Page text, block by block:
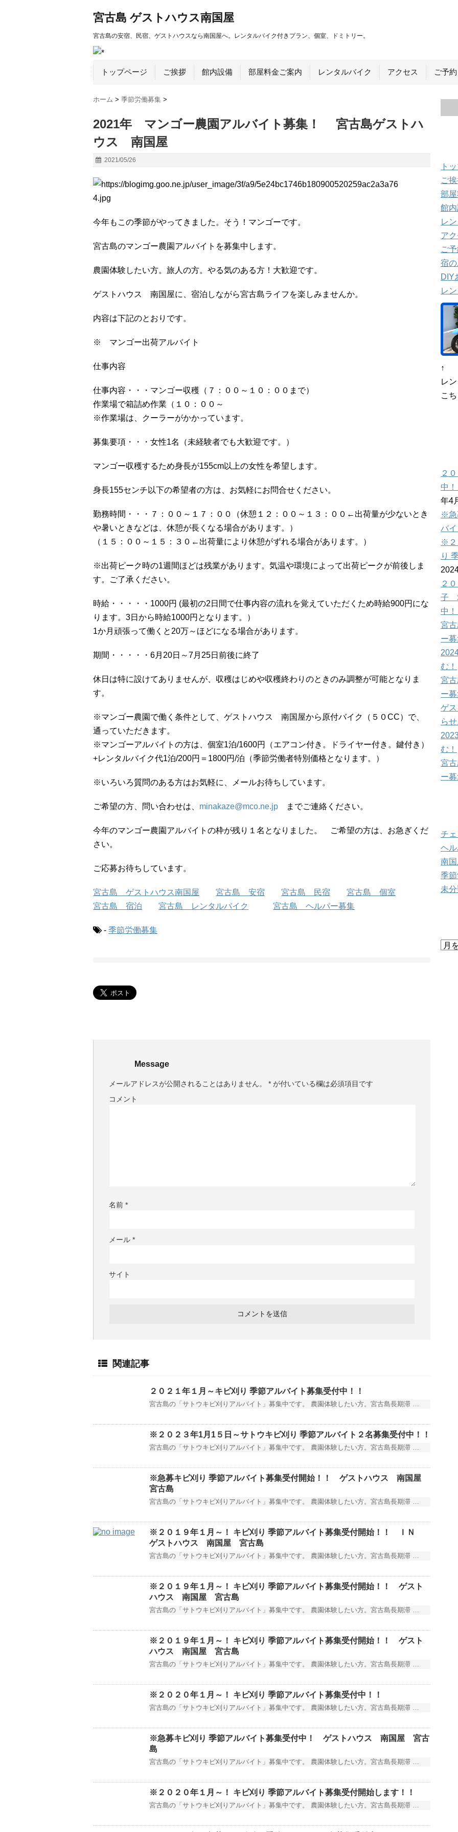
宮古島 ゲストハウス南国屋
宮古島の安宿、民宿、ゲストハウスなら南国屋へ。レンタルバイク付きプラン、個室、ドミトリー。
トップページ ご挨拶 館内設備 部屋料金ご案内 レンタルバイク アクセス ご予約
ホーム > 季節労働募集 >
2021年 マンゴー農園アルバイト募集！ 宮古島ゲストハ
ウス 南国屋
2021/05/26
今年もこの季節がやってきました。そう！マンゴーです。
宮古島のマンゴー農園アルバイトを募集中します。
農園体験したい方。旅人の方。やる気のある方！大歓迎です。
ゲストハウス 南国屋に、宿泊しながら宮古島ライフを楽しみませんか。
内容は下記のとおりです。
※ マンゴー出荷アルバイト
仕事内容
仕事内容・・・マンゴー収穫（７：００～１０：００まで）
作業場で箱詰め作業（１０：００～
※作業場は、クーラーがかかっています。
募集要項・・・女性1名（未経験者でも大歓迎です。）
マンゴー収穫するため身長が155cm以上の女性を希望します。
身長155センチ以下の希望者の方は、お気軽にお問合せください。
勤務時間・・・７：００～１７：００（休憩１２：００～１３：００←出荷量が少ないとき
や暑いときなどは、休憩が長くなる場合があります。）
（１５：００～１５：３０←出荷量により休憩がずれる場合があります。）
※出荷ピーク時の1週間ほどは残業があります。気温や環境によって出荷ピークが前後しま
す。ご了承ください。
時給・・・・・1000円 (最初の2日間で仕事内容の流れを覚えていただくため時給900円にな
ります。3日から時給1000円となります。）
1か月頑張って働くと20万～ほどになる場合があります。
期間・・・・・6月20日～7月25日前後に終了
休日は特に設けてありませんが、収穫はじめや収穫終わりのときのみ調整が可能となりま
す。
※マンゴー農園で働く条件として、ゲストハウス 南国屋から原付バイク（５０CC）で、
通っていただきます。
※マンゴーアルバイトの方は、個室1泊/1600円（エアコン付き。ドライヤー付き。鍵付き）
+レンタルバイク代1泊/200円＝1800円/泊（季節労働者特別価格となります。）
※いろいろ質問のある方はお気軽に、メールお待ちしています。
ご希望の方、問い合わせは、 minakaze@mco.ne.jp までご連絡ください。
今年のマンゴー農園アルバイトの枠が残り１名となりました。 ご希望の方は、お急ぎくだ
さい。
ご応募お待ちしています。
宮古島 ゲストハウス南国屋 宮古島 安宿 宮古島 民宿
宮古島 個室
宮古島 宿泊
宮古島 レンタルバイク 宮古島 ヘルパー募集
- 季節労働募集
Message
メールアドレスが公開されることはありません。 * が付いている欄は必須項目です
コメント
名前 *
メール *
サイト
関連記事
２０２１年１月～キビ刈り 季節アルバイト募集受付中！！
宮古島の「サトウキビ刈りアルバイト」募集中です。 農園体験したい方。宮古島長期滞 …
※２０２３年1月1５日～サトウキビ刈り 季節アルバイト２名募集受付中！！
宮古島の「サトウキビ刈りアルバイト」募集中です。 農園体験したい方。宮古島長期滞 …
※急募キビ刈り 季節アルバイト募集受付開始！！ ゲストハウス 南国屋
宮古島
宮古島の「サトウキビ刈りアルバイト」募集中です。 農園体験したい方。宮古島長期滞 …
※２０１９年１月～！ キビ刈り 季節アルバイト募集受付開始！！ ＩＮ
ゲストハウス 南国屋 宮古島
宮古島の「サトウキビ刈りアルバイト」募集中です。 農園体験したい方。宮古島長期滞 …
※２０１９年１月～！ キビ刈り 季節アルバイト募集受付開始！！ ゲスト
ハウス 南国屋 宮古島
宮古島の「サトウキビ刈りアルバイト」募集中です。 農園体験したい方。宮古島長期滞 …
※２０１９年１月～！ キビ刈り 季節アルバイト募集受付開始！！ ゲスト
ハウス 南国屋 宮古島
宮古島の「サトウキビ刈りアルバイト」募集中です。 農園体験したい方。宮古島長期滞 …
※２０２０年１月～！ キビ刈り 季節アルバイト募集受付中！！
宮古島の「サトウキビ刈りアルバイト」募集中です。 農園体験したい方。宮古島長期滞 …
※急募キビ刈り 季節アルバイト募集受付中！ ゲストハウス 南国屋 宮古
島
宮古島の「サトウキビ刈りアルバイト」募集中です。 農園体験したい方。宮古島長期滞 …
※２０２０年１月～！ キビ刈り 季節アルバイト募集受付開始します！！
宮古島の「サトウキビ刈りアルバイト」募集中です。 農園体験したい方。宮古島長期滞 …
ト
ご
部
館
レ
ア
ご
宿
DIY
レ
↑
レ
こ
２
中
年4
※急
バ
※２
り
２
子
中！
宮
ー募
む！
宮
ー募
ゲ
らせ
む！
宮
ー募
チ
ヘ
南
季
未
ブ